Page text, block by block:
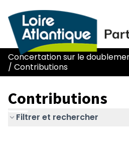
/ Contributions
Contributions
Filtrer et rechercher